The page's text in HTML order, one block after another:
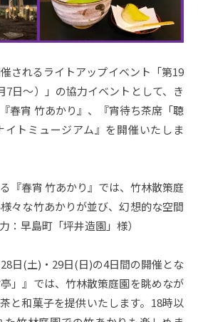
されるライトアップイベント「第19
7日～）」の協力イベントとして、き
春宵 竹あかり』、『宵待ち茶席「聴
トミュージアム』を開催いたしま
『春宵 竹あかり』では、竹林散策庭
々な竹あかりが並び、幻想的な空間
：早島町「坪井造園」様）
日(土)・29日(日)の4日間の開催とな
」』では、竹林散策庭園を眺めなが
と和菓子を提供いたします。18時以